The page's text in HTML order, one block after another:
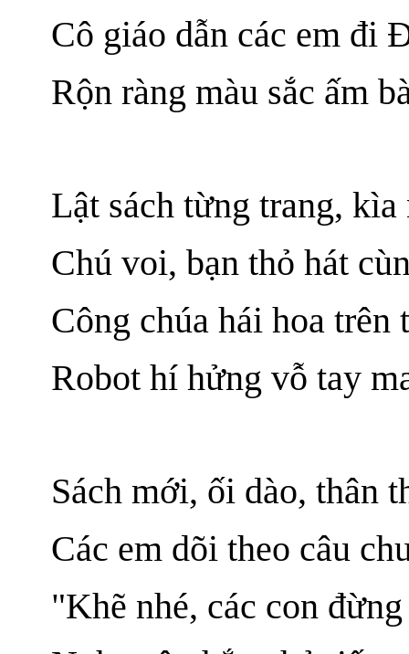
Cô giáo dẫn các em đi
Rộn ràng màu sắc ấm
Lật sách từng trang, kìa
Chú voi, bạn thỏ hát
Công chúa hái hoa trên
Robot hí hửng vỗ tay
Sách mới, ối dào, thân
Các em dõi theo câu
"Khẽ nhé, các con